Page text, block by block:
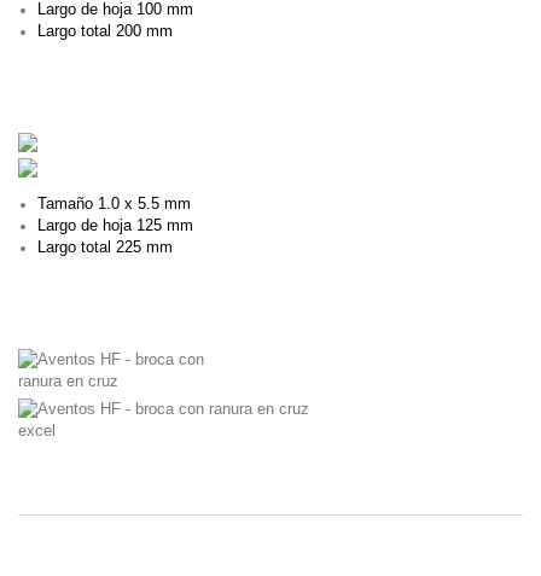
Largo de hoja 100 mm
Largo total 200 mm
Tamaño 1.0 x 5.5 mm
Largo de hoja 125 mm
Largo total 225 mm